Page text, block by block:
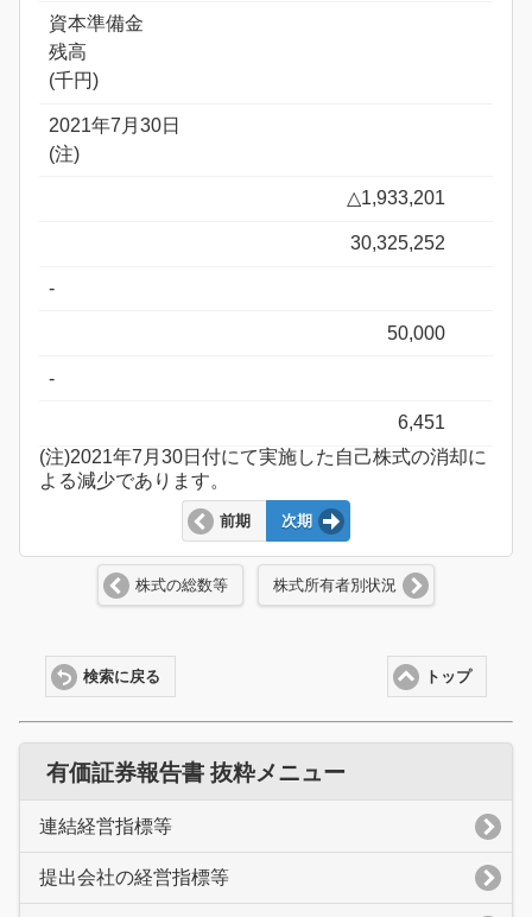
資本準備金
残高
(千円)
2021年7月30日
(注)
△1,933,201
30,325,252
-
50,000
-
6,451
(注)2021年7月30日付にて実施した自己株式の消却に
よる減少であります。
前期 次期
株式の総数等 株式所有者別状況
トップ
検索に戻る
有価証券報告書 抜粋メニュー
連結経営指標等
提出会社の経営指標等